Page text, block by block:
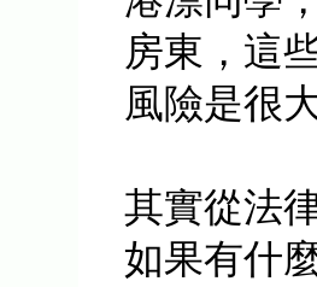
房東，這
風險是很
其實從法
如果有什